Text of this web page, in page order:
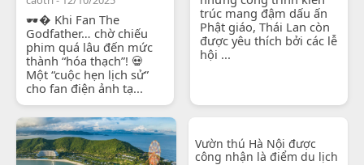
🕶� Khi Fan The
Godfather… chờ chiếu
phim quá lâu đến mức
thành “hóa thạch”! 💀
Một “cuộc hẹn lịch sử”
cho fan điện ảnh tạ...
trúc mang đậm dấu ấn
Phật giáo, Thái Lan còn
được yêu thích bởi các lễ
hội ...
Vườn thú Hà Nội được
công nhận là điểm du lịch